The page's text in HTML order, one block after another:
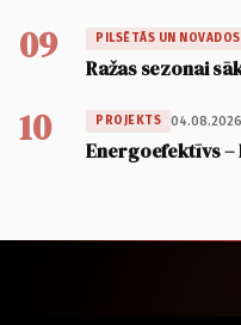
09 PILSĒTĀS UN NOVADOS
Ražas sezonai
10 PROJEKTS
Energoefektīvs –